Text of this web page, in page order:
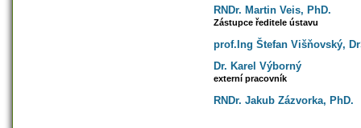
RNDr. Martin Veis, PhD.
Zástupce ředitele ústavu
prof.Ing Štefan Višňovský,
Dr. Karel Výborný
externí pracovník
RNDr. Jakub Zázvorka, PhD.